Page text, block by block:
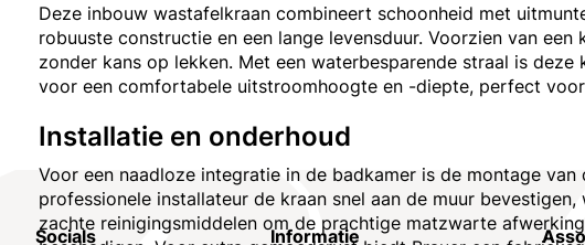
Deze inbouw wastafelkraan combineert schoonheid met
robuuste constructie en een lange levensduur. Voorzien van
zonder kans op lekken. Met een waterbesparende straal is
voor een comfortabele uitstroomhoogte en -diepte, perfect
Installatie en onderhoud
Voor een naadloze integratie in de badkamer is de montage
professionele installateur de kraan snel aan de muur
zachte reinigingsmiddelen om de prachtige matzwarte
Socials Informatie